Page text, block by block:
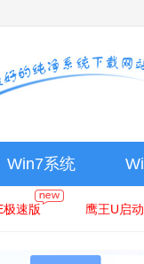
Win7系统
极速版 鹰王U启